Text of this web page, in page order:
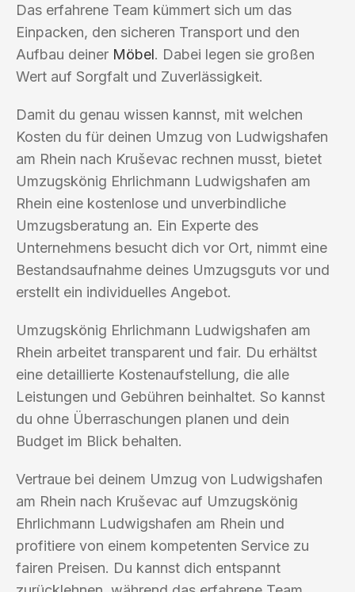
Das erfahrene Team kümmert sich um das
Einpacken, den sicheren Transport und den
Aufbau deiner Möbel. Dabei legen sie großen
Wert auf Sorgfalt und Zuverlässigkeit.
Damit du genau wissen kannst, mit welchen
Kosten du für deinen Umzug von Ludwigshafen
am Rhein nach Kruševac rechnen musst, bietet
Umzugskönig Ehrlichmann Ludwigshafen am
Rhein eine kostenlose und unverbindliche
Umzugsberatung an. Ein Experte des
Unternehmens besucht dich vor Ort, nimmt eine
Bestandsaufnahme deines Umzugsguts vor und
erstellt ein individuelles Angebot.
Umzugskönig Ehrlichmann Ludwigshafen am
Rhein arbeitet transparent und fair. Du erhältst
eine detaillierte Kostenaufstellung, die alle
Leistungen und Gebühren beinhaltet. So kannst
du ohne Überraschungen planen und dein
Budget im Blick behalten.
Vertraue bei deinem Umzug von Ludwigshafen
am Rhein nach Kruševac auf Umzugskönig
Ehrlichmann Ludwigshafen am Rhein und
profitiere von einem kompetenten Service zu
fairen Preisen. Du kannst dich entspannt